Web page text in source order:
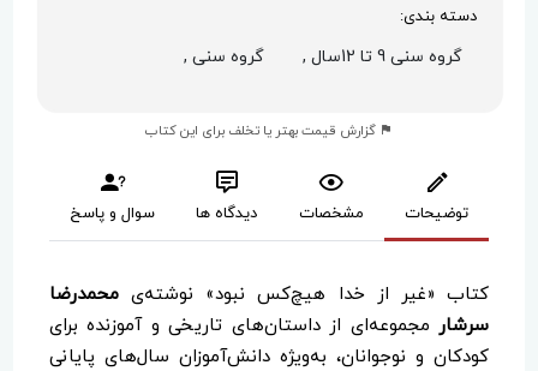
دسته بندی:
گروه سنی 9 تا 12سال , گروه سنی ,
گزارش قیمت بهتر یا تخلف برای این کتاب
توضیحات مشخصات دیدگاه ها سوال و پاسخ
کتاب «غیر از خدا هیچ‌کس نبود» نوشته‌یمحمدرضا
سرشار مجموعه‌ای از داستان‌های تاریخی و آموزنده برای
کودکان و نوجوانان، به‌ویژه دانش‌آموزان سال‌های پایانی